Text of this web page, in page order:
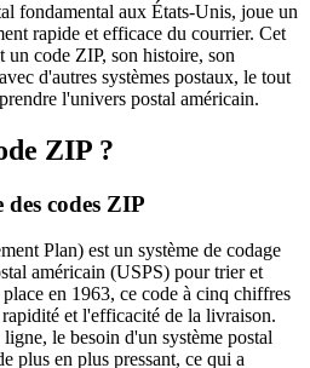
fondamental aux États-Unis, joue un
rapide et efficace du courrier. Cet
code ZIP, son histoire, son
d'autres systèmes postaux, le tout
l'univers postal américain.
ZIP ?
codes ZIP
Plan) est un système de codage
américain (USPS) pour trier et
en 1963, ce code à cinq chiffres
et l'efficacité de la livraison.
le besoin d'un système postal
plus en plus pressant, ce qui a